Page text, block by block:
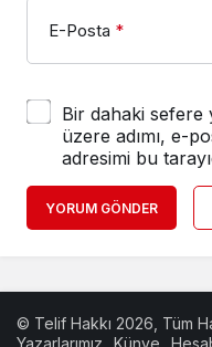
E-Posta *
Bir dahaki sefere
üzere adımı, e-
adresimi bu
YORUM GÖNDER
© Telif Hakkı 2026, Tüm
Yazarlarımız
Künye